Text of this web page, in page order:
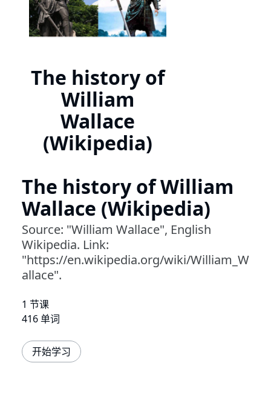
The history of
William
Wallace
(Wikipedia)
The history of William
Wallace (Wikipedia)
Source: "William Wallace", English
Wikipedia. Link:
"https://en.wikipedia.org/wiki/William_W
allace".
1 节课
416 单词
开始学习